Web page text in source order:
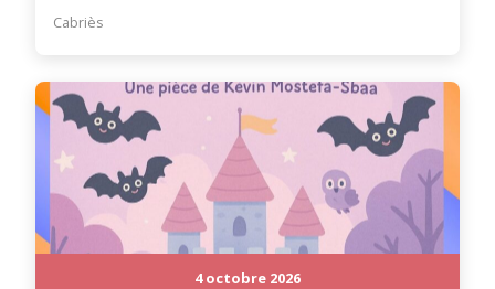
Cabriès
4 octobre 2026